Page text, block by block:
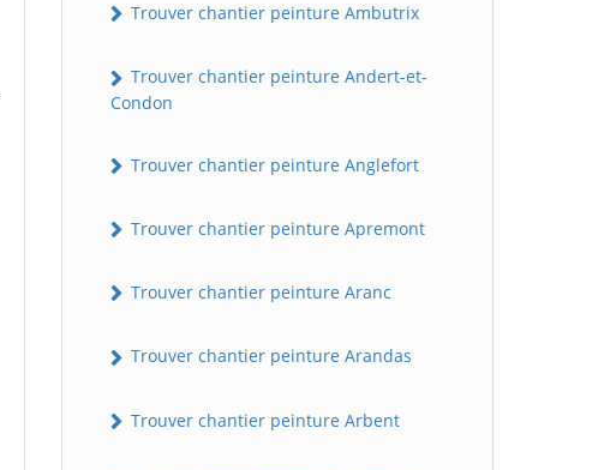
Trouver chantier peinture Ambutrix
Trouver chantier peinture Andert-et-
Condon
Trouver chantier peinture Anglefort
Trouver chantier peinture Apremont
Trouver chantier peinture Aranc
Trouver chantier peinture Arandas
Trouver chantier peinture Arbent